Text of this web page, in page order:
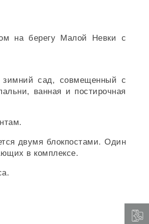
на берегу Малой Невки с
зимний сад, совмещенный с
ванная и постирочная
двумя блокпостами. Один
в комплексе.